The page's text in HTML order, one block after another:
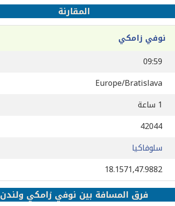
المقارنة
نوفي زامكي
09:59
Europe/Bratislava
1 ساعة
42044
سلوفاكيا
18.1571,47.9882
فرق المسافة بين نوفي زامكي ولندن